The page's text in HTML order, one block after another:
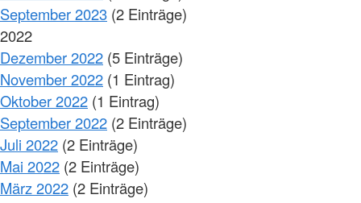
September 2023 (2 Einträge)
2022
Dezember 2022 (5 Einträge)
November 2022 (1 Eintrag)
Oktober 2022 (1 Eintrag)
September 2022 (2 Einträge)
Juli 2022 (2 Einträge)
Mai 2022 (2 Einträge)
März 2022 (2 Einträge)